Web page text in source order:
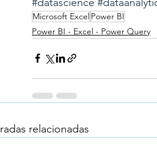
Microsoft ExcelPower BI
Power BI - Excel - Power Query
relacionadas